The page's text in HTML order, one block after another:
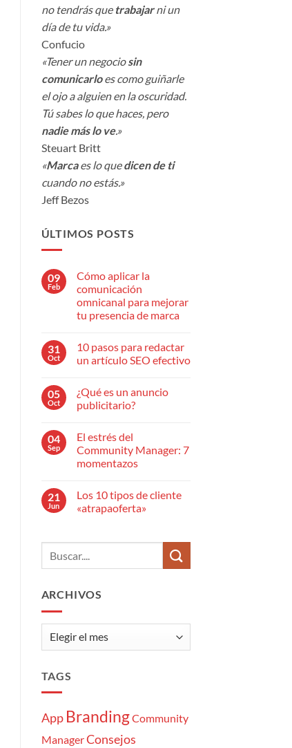
no tendrás que trabajarni un
día de tu vida.»
Confucio
«Tener un negocio sin
comunicarloes como guiñarle
el ojo a alguien en la oscuridad.
Tú sabes lo que haces, pero
nadie más lo ve.»
Steuart Britt
«Marcaes lo quedicen de ti
cuando no estás.»
Jeff Bezos
ÚLTIMOS POSTS
09
Feb
Cómo aplicar la
comunicación
omnicanal para mejorar
tu presencia de marca
comentarios
Cómo
comunicación
omnicanal
para
presencia
de
marca
31
Oct
10 pasos para redactar
un artículo SEO efectivo
comentarios
en
10
redactar
un
artículo
SEO
05
Oct
¿Qué es un anuncio
publicitario?
comentarios
en
¿Qué
es
publicitario?
04
Sep
El estrés del
Community Manager: 7
momentazos
comentarios
El
7
momentazos
21
Jun
Los 10 tipos de cliente
«atrapaoferta»
comentarios
Los
10
cliente
ARCHIVOS
TAGS
App BrandingCommunity
ManagerConsejos